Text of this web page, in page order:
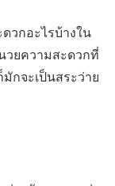
วกอะไรบ้างใน
วยความสะดวกที่
กจะเป็นสระว่าย